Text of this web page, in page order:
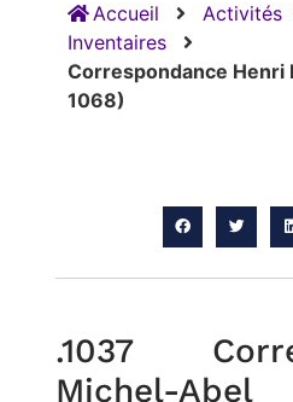
Accueil Activités
Inventaires
Correspondance
1068)
.1037
Michel-Abel